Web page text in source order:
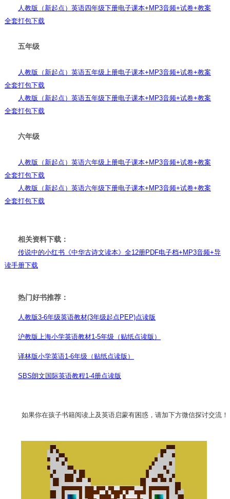
人教版（新起点）英语四年级下册电子课本+MP3音频+试卷+教案
全套打包下载
五年级
人教版（新起点）英语五年级上册电子课本+MP3音频+试卷+教案
全套打包下载
人教版（新起点）英语五年级下册电子课本+MP3音频+试卷+教案
全套打包下载
六年级
人教版（新起点）英语六年级上册电子课本+MP3音频+试卷+教案
全套打包下载
人教版（新起点）英语六年级下册电子课本+MP3音频+试卷+教案
全套打包下载
相关资料下载：
传说中的小红书《中华古诗文读本》全12册PDF电子档+MP3音频+导
读手册下载
热门好书推荐：
人教版3-6年级英语教材(3年级起点PEP)点读版
沪教版上海小学英语教材1-5年级（贴纸点读版）
译林版小学英语1-6年级（贴纸点读版）
SBS朗文国际英语教程1-4册点读版
如果你在孩子书籍阅读上及英语启蒙有困惑， 请加下方微信探讨交流！